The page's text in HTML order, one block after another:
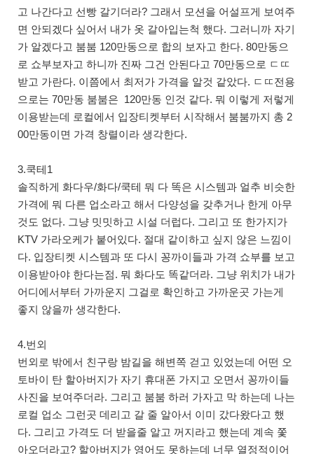
고 나간다고 선빵 갈기더라? 그래서 모션을 어설프게 보여주
면 안되겠다 싶어서 내가 옷 갈아입는척 했다. 그러니까 자기
가 알겠다고 붐붐 120만동으로 합의 보자고 한다. 80만동으
로 쇼부보자고 하니까 진짜 그건 안된다고 70만동으로 ㄷㄸ
받고 가란다. 이쯤에서 최저가 가격을 알것 같았다. ㄷㄸ전용
으로는 70만동 붐붐은 120만동 인것 같다. 뭐 이렇게 저렇게
이용받는데 로컬에서 입장티켓부터 시작해서 붐붐까지 총 2
00만동이면 가격 창렬이라 생각한다.
3.쿡테1
솔직하게 화다우/화다/쿡테 뭐 다 똑은 시스템과 얼추 비슷한
가격에 뭐 다른 업소라고 해서 다양성을 갖추거나 한게 아무
것도 없다. 그냥 밋밋하고 시설 더럽다. 그리고 또 한가지가
KTV 가라오케가 붙어있다. 절대 같이하고 싶지 않은 느낌이
다. 입장티켓 시스템과 또 다시 꽁까이들과 가격 쇼부를 보고
이용받아야 한다는점. 뭐 화다도 똑같더라. 그냥 위치가 내가
어디에서부터 가까운지 그걸로 확인하고 가까운곳 가는게
좋지 않을까 생각한다.
4.번외
번외로 밖에서 친구랑 밤길을 해변쪽 걷고 있었는데 어떤 오
토바이 탄 할아버지가 자기 휴대폰 가지고 오면서 꽁까이들
사진을 보여주더라. 그리고 붐붐 하러 가자고 막 하는데 나는
로컬 업소 그런곳 데리고 갈 줄 알아서 이미 갔다왔다고 했
다. 그리고 가격도 더 받을줄 알고 꺼지라고 했는데 계속 쫓
아오더라고? 할아버지가 영어도 못하는데 너무 열정적이어